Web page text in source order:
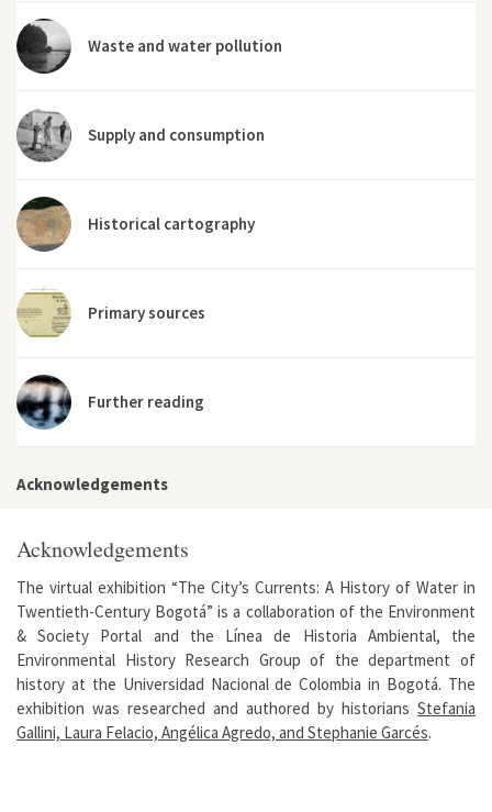
Waste and water pollution
Supply and consumption
Historical cartography
Primary sources
Further reading
Acknowledgements
Acknowledgements
The virtual exhibition “The City’s Currents: A History of Water in
Twentieth-Century Bogotá” is a collaboration of the Environment
& Society Portal and the Línea de Historia Ambiental, the
Environmental History Research Group of the department of
history at the Universidad Nacional de Colombia in Bogotá. The
exhibition was researched and authored by historians Stefania
Gallini, Laura Felacio, Angélica Agredo, and Stephanie Garcés.